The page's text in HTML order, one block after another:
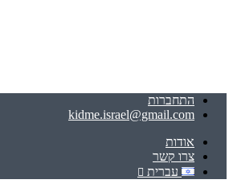
התחברות
kidme.israel@gmail.com
אודות
צרו קשר
עברית